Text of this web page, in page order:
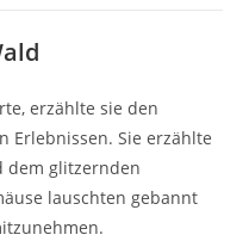
erzählte sie den
Erlebnissen. Sie erzählte
dem glitzernden
lauschten gebannt